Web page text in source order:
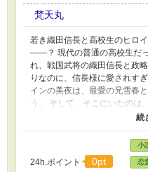
梵天丸
若き織田信長と高校生のヒロ
――？ 現代の普通の高校生だ
れ、戦国武将の織田信長と政
りなのに、信長様に愛されす
インの美夜は、最愛の兄雪春
う。 そして、そこにいたのは
帰蝶にうり二つの美夜は、呪
観し、恋仲だった男と心中。
を信長に嫁がせるという。 大
は道三の娘、帰蝶（濃姫）と
24h.ポイント 0pt
小
恋